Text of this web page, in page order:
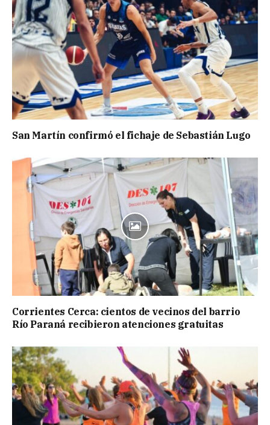
San Martín confirmó el fichaje de Sebastián Lugo
Corrientes Cerca: cientos de vecinos del barrio
Río Paraná recibieron atenciones gratuitas